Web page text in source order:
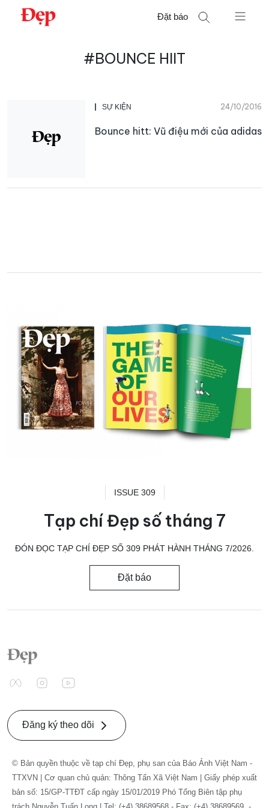
Chuyển
Đặt báo
#BOUNCE HIIT
SỰ KIỆN 24/10/2016
Bounce hitt: Vũ điệu mới của adidas
ISSUE 309
Tạp chí Đẹp số tháng 7
ĐÓN ĐỌC TẠP CHÍ ĐẸP SỐ 309 PHÁT HÀNH THÁNG 7/2026.
Đặt báo
Đăng ký theo dõi
© Bản quyền thuộc về tạp chí Đẹp, phụ san của Báo Ảnh Việt Nam -
TTXVN | Cơ quan chủ quản: Thông Tấn Xã Việt Nam | Giấy phép xuất
bản số: 15/GP-TTĐT cấp ngày 15/01/2019 Phó Tổng Biên tập phụ